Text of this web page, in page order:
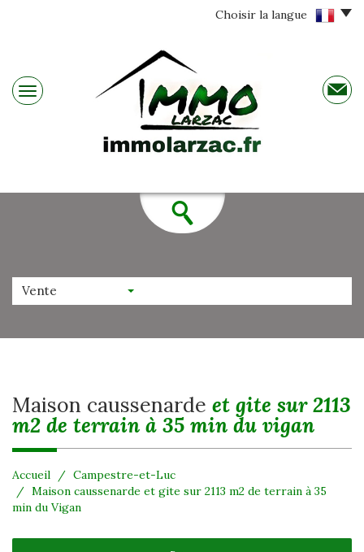
Choisir la langue
Vente
maison caussenarde et gite sur 2113
m2 de terrain à 35 min du vigan
Accueil
Campestre-et-Luc
Maison caussenarde et gite sur 2113 m2 de terrain à 35
min du Vigan